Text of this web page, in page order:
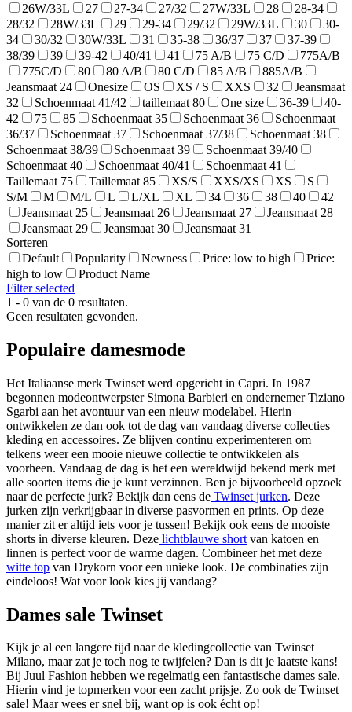
26W/33L
27 27-34 27/32 27W/33L 28
28-34
28/32
28W/33L 29 29-34 29/32 29W/33L 30
30-
34
30/32 30W/33L 31 35-38 36/37 37
37-39
38/39
39 39-42 40/41 41 75 A/B 75 C/D
775A/B
775C/D
80 80 A/B 80 C/D 85 A/B
885A/B
Jeansmaat 24
Onesize OS XS / S XXS 32
Jeansmaat
32
Schoenmaat 41/42 taillemaat 80 One size 36-39
40-
42
75 85 Schoenmaat 35 Schoenmaat 36
Schoenmaat
36/37
Schoenmaat 37 Schoenmaat 37/38
Schoenmaat 38
Schoenmaat 38/39
Schoenmaat 39
Schoenmaat 39/40
Schoenmaat 40
Schoenmaat 40/41
Schoenmaat 41
Taillemaat 75
Taillemaat 85 XS/S XXS/XS XS
S
S/M
M M/L L L/XL XL 34 36 38 40
42
Jeansmaat 25
Jeansmaat 26 Jeansmaat 27
Jeansmaat 28
Jeansmaat 29
Jeansmaat 30
Jeansmaat 31
Sorteren
Default
Popularity Newness Price: low to high
Price:
high to low
Product Name
Filter selected
1 - 0 van de 0 resultaten.
Geen resultaten gevonden.
Populaire damesmode
Het Italiaanse merk Twinset werd opgericht in Capri. In 1987
begonnen modeontwerpster Simona Barbieri en ondernemer Tiziano
Sgarbi aan het avontuur van een nieuw modelabel. Hierin
ontwikkelen ze dan ook tot de dag van vandaag diverse collecties
kleding en accessoires. Ze blijven continu experimenteren om
telkens weer een mooie nieuwe collectie te ontwikkelen als
voorheen. Vandaag de dag is het een wereldwijd bekend merk met
alle soorten items die je kunt verzinnen. Ben je bijvoorbeeld opzoek
naar de perfecte jurk? Bekijk dan eens de Twinset jurken. Deze
jurken zijn verkrijgbaar in diverse pasvormen en prints. Op deze
manier zit er altijd iets voor je tussen! Bekijk ook eens de mooiste
shorts in diverse kleuren. Deze lichtblauwe short van katoen en
linnen is perfect voor de warme dagen. Combineer het met deze
witte top van Drykorn voor een unieke look. De combinaties zijn
eindeloos! Wat voor look kies jij vandaag?
Dames sale Twinset
Kijk je al een langere tijd naar de kledingcollectie van Twinset
Milano, maar zat je toch nog te twijfelen? Dan is dit je laatste kans!
Bij Juul Fashion hebben we regelmatig een fantastische dames sale.
Hierin vind je topmerken voor een zacht prijsje. Zo ook de Twinset
sale! Maar wees er snel bij, want op is ook écht op!